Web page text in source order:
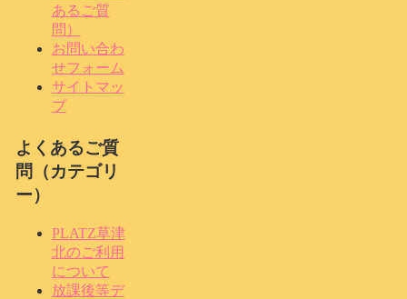
あるご質
問）
お問い合わ
せフォーム
サイトマッ
プ
よくあるご質
問（カテゴリ
ー）
PLATZ草津
北のご利用
について
放課後等デ